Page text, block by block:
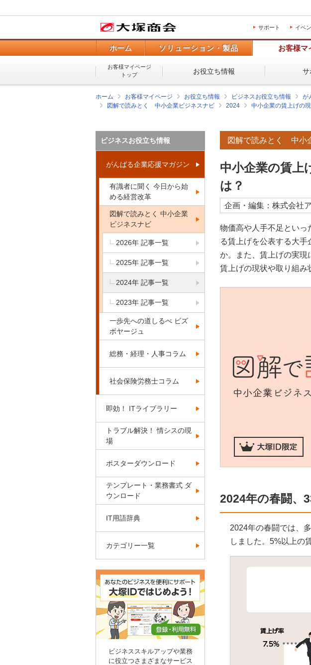
サポート イベ
ホーム ソリューション・製品 お客様マ
お客様マイページ
トップ
お役立ち情報 サ
ホーム お客様マイページ お役立ち情報 ビジネスお役立ち情報
が
図解で読みとく 中小企業ビジネスナビ
2024 中小企業の賃上げの
図解で読みとく 中小
中小企業の賃上
は？
企画・編集：株式会社
物価高や人手不足といっ
る賃上げを公表する大
か。また、賃上げの実現
賃上げの現状や取り組み
2024年の春闘、
2024年の春闘では、
しました。5%以上の
ビジネスお役立ち情報
がんばる企業応援マガジン
有識者に聞く 今日から始
める経営改革
図解で読みとく 中小企業
ビジネスナビ
2026年 記事一覧
2025年 記事一覧
2024年 記事一覧
2023年 記事一覧
一歩先への道しるべ ビズ
ボヤージュ
総務・経理・人事コラム
社会保険労務士コラム
即効！ ITライブラリー
トラブル解決！ 情シスの現
場
ポスターダウンロード
テンプレート・業務書式 ダ
ウンロード
IT用語辞典
カテゴリー一覧
ビジネススキルアップや業務
に役立つさまざまなサービス